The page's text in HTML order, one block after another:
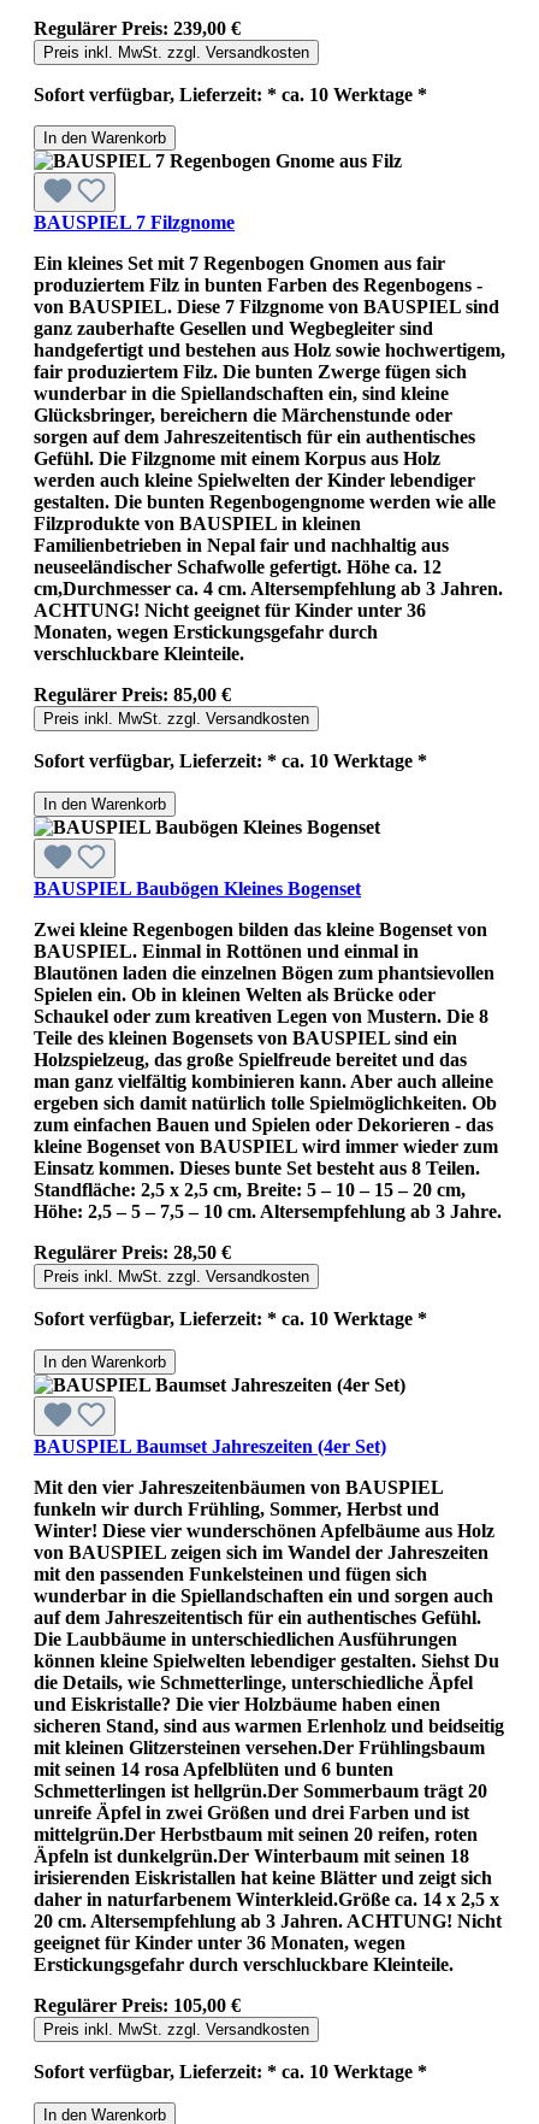
Regulärer Preis: 239,00 €
Preis inkl. MwSt. zzgl. Versandkosten
Sofort verfügbar, Lieferzeit: * ca. 10 Werktage *
In den Warenkorb
BAUSPIEL 7 Filzgnome
Ein kleines Set mit 7 Regenbogen Gnomen aus fair
produziertem Filz in bunten Farben des Regenbogens -
von BAUSPIEL. Diese 7 Filzgnome von BAUSPIEL sind
ganz zauberhafte Gesellen und Wegbegleiter sind
handgefertigt und bestehen aus Holz sowie hochwertigem,
fair produziertem Filz. Die bunten Zwerge fügen sich
wunderbar in die Spiellandschaften ein, sind kleine
Glücksbringer, bereichern die Märchenstunde oder
sorgen auf dem Jahreszeitentisch für ein authentisches
Gefühl. Die Filzgnome mit einem Korpus aus Holz
werden auch kleine Spielwelten der Kinder lebendiger
gestalten. Die bunten Regenbogengnome werden wie alle
Filzprodukte von BAUSPIEL in kleinen
Familienbetrieben in Nepal fair und nachhaltig aus
neuseeländischer Schafwolle gefertigt. Höhe ca. 12
cm,Durchmesser ca. 4 cm. Altersempfehlung ab 3 Jahren.
ACHTUNG! Nicht geeignet für Kinder unter 36
Monaten, wegen Erstickungsgefahr durch
verschluckbare Kleinteile.
Regulärer Preis: 85,00 €
Preis inkl. MwSt. zzgl. Versandkosten
Sofort verfügbar, Lieferzeit: * ca. 10 Werktage *
In den Warenkorb
BAUSPIEL Baubögen Kleines Bogenset
Zwei kleine Regenbogen bilden das kleine Bogenset von
BAUSPIEL. Einmal in Rottönen und einmal in
Blautönen laden die einzelnen Bögen zum phantsievollen
Spielen ein. Ob in kleinen Welten als Brücke oder
Schaukel oder zum kreativen Legen von Mustern. Die 8
Teile des kleinen Bogensets von BAUSPIEL sind ein
Holzspielzeug, das große Spielfreude bereitet und das
man ganz vielfältig kombinieren kann. Aber auch alleine
ergeben sich damit natürlich tolle Spielmöglichkeiten. Ob
zum einfachen Bauen und Spielen oder Dekorieren - das
kleine Bogenset von BAUSPIEL wird immer wieder zum
Einsatz kommen. Dieses bunte Set besteht aus 8 Teilen.
Standfläche: 2,5 x 2,5 cm, Breite: 5 – 10 – 15 – 20 cm,
Höhe: 2,5 – 5 – 7,5 – 10 cm. Altersempfehlung ab 3 Jahre.
Regulärer Preis: 28,50 €
Preis inkl. MwSt. zzgl. Versandkosten
Sofort verfügbar, Lieferzeit: * ca. 10 Werktage *
In den Warenkorb
BAUSPIEL Baumset Jahreszeiten (4er Set)
Mit den vier Jahreszeitenbäumen von BAUSPIEL
funkeln wir durch Frühling, Sommer, Herbst und
Winter! Diese vier wunderschönen Apfelbäume aus Holz
von BAUSPIEL zeigen sich im Wandel der Jahreszeiten
mit den passenden Funkelsteinen und fügen sich
wunderbar in die Spiellandschaften ein und sorgen auch
auf dem Jahreszeitentisch für ein authentisches Gefühl.
Die Laubbäume in unterschiedlichen Ausführungen
können kleine Spielwelten lebendiger gestalten. Siehst Du
die Details, wie Schmetterlinge, unterschiedliche Äpfel
und Eiskristalle? Die vier Holzbäume haben einen
sicheren Stand, sind aus warmen Erlenholz und beidseitig
mit kleinen Glitzersteinen versehen.Der Frühlingsbaum
mit seinen 14 rosa Apfelblüten und 6 bunten
Schmetterlingen ist hellgrün.Der Sommerbaum trägt 20
unreife Äpfel in zwei Größen und drei Farben und ist
mittelgrün.Der Herbstbaum mit seinen 20 reifen, roten
Äpfeln ist dunkelgrün.Der Winterbaum mit seinen 18
irisierenden Eiskristallen hat keine Blätter und zeigt sich
daher in naturfarbenem Winterkleid.Größe ca. 14 x 2,5 x
20 cm. Altersempfehlung ab 3 Jahren. ACHTUNG! Nicht
geeignet für Kinder unter 36 Monaten, wegen
Erstickungsgefahr durch verschluckbare Kleinteile.
Regulärer Preis: 105,00 €
Preis inkl. MwSt. zzgl. Versandkosten
Sofort verfügbar, Lieferzeit: * ca. 10 Werktage *
In den Warenkorb